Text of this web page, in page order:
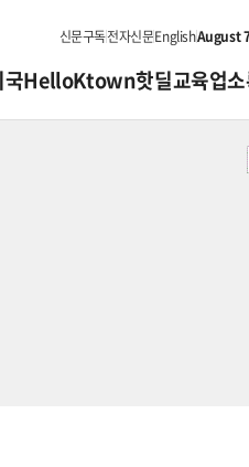
신문구독전자신문EnglishAugust
HelloKtown핫딜교육업